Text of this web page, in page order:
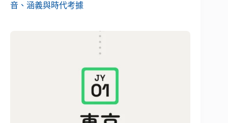
音、涵義與時代考據